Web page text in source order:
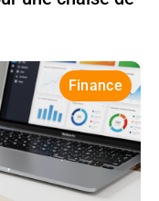
Finance